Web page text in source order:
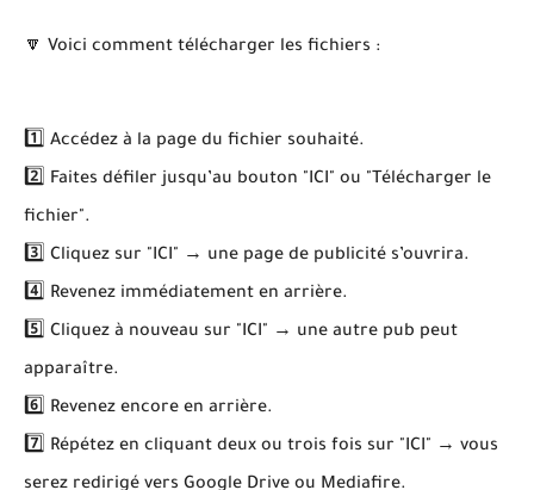
🔽 Voici comment télécharger les fichiers :
1️⃣ Accédez à la page du fichier souhaité.
2️⃣ Faites défiler jusqu’au bouton "ICI" ou "Télécharger le
fichier".
3️⃣ Cliquez sur "ICI" → une page de publicité s’ouvrira.
4️⃣ Revenez immédiatement en arrière.
5️⃣ Cliquez à nouveau sur "ICI" → une autre pub peut
apparaître.
6️⃣ Revenez encore en arrière.
7️⃣ Répétez en cliquant deux ou trois fois sur "ICI" → vous
serez redirigé vers Google Drive ou Mediafire.